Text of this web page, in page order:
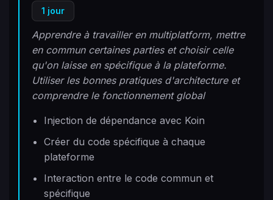
1 jour
Apprendre à travailler en multiplatform, mettre
en commun certaines parties et choisir celle
qu'on laisse en spécifique à la plateforme.
Utiliser les bonnes pratiques d'architecture et
comprendre le fonctionnement global
Injection de dépendance avec Koin
Créer du code spécifique à chaque
plateforme
Interaction entre le code commun et
spécifique